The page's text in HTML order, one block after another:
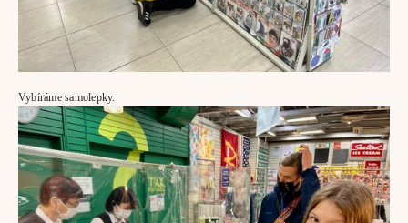
Vybíráme samolepky.